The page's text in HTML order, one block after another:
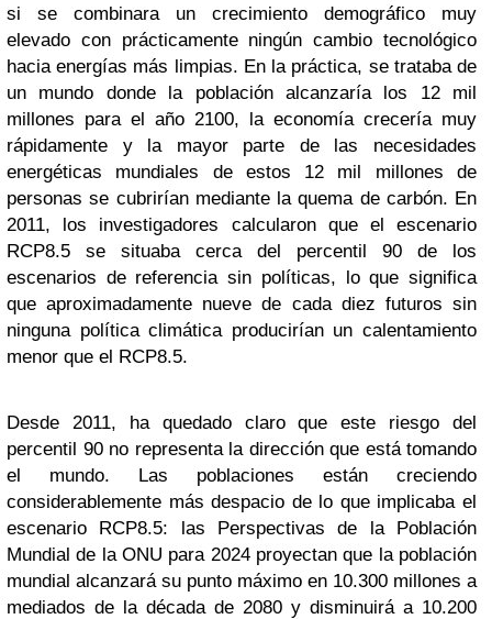
si se combinara un crecimiento demográfico muy
elevado con prácticamente ningún cambio tecnológico
hacia energías más limpias. En la práctica, se trataba de
un mundo donde la población alcanzaría los 12 mil
millones para el año 2100, la economía crecería muy
rápidamente y la mayor parte de las necesidades
energéticas mundiales de estos 12 mil millones de
personas se cubrirían mediante la quema de carbón. En
2011, los investigadores calcularon que el escenario
RCP8.5 se situaba cerca del percentil 90 de los
escenarios de referencia sin políticas, lo que significa
que aproximadamente nueve de cada diez futuros sin
ninguna política climática producirían un calentamiento
menor que el RCP8.5.
Desde 2011, ha quedado claro que este riesgo del
percentil 90 no representa la dirección que está tomando
el mundo. Las poblaciones están creciendo
considerablemente más despacio de lo que implicaba el
escenario RCP8.5: las Perspectivas de la Población
Mundial de la ONU para 2024 proyectan que la población
mundial alcanzará su punto máximo en 10.300 millones a
mediados de la década de 2080 y disminuirá a 10.200